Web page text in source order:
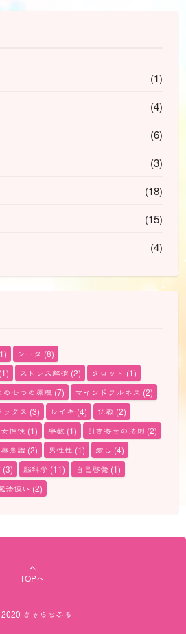
(1)
(4)
(6)
(3)
(18)
(15)
(4)
シータ (8)
ストレス解消 (2) タロット (1)
の七つの原理(7) マインドフルネス (2)
ックス (3) レイキ (4) 仏教 (2)
女性性(1) 宗教 (1) 引き寄せの法則 (2)
無意識 (2) 男性性(1) 癒し (4)
(3) 脳科学(11) 自己啓発 (1)
法使い (2)
TOPへ
きゃらちふる